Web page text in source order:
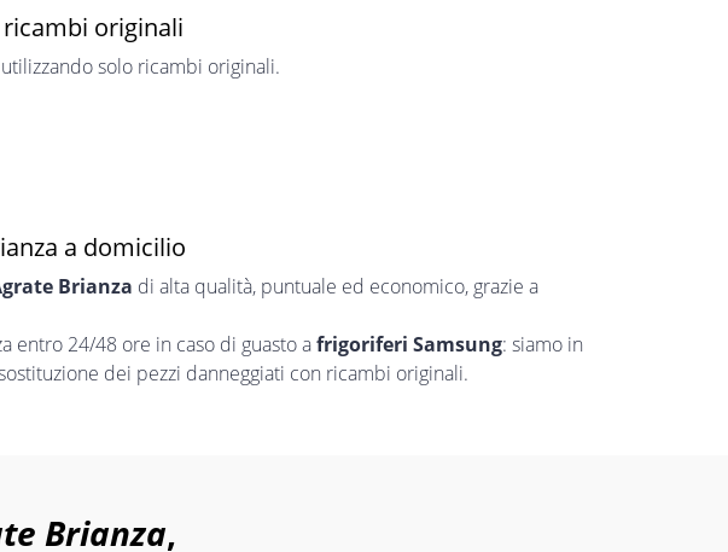
ricambi originali
utilizzando solo ricambi originali.
a domicilio
Brianza di alta qualità, puntuale ed economico, grazie a
entro 24/48 ore in caso di guasto afrigoriferi Samsung: siamo in
dei pezzi danneggiati con ricambi originali.
Brianza,